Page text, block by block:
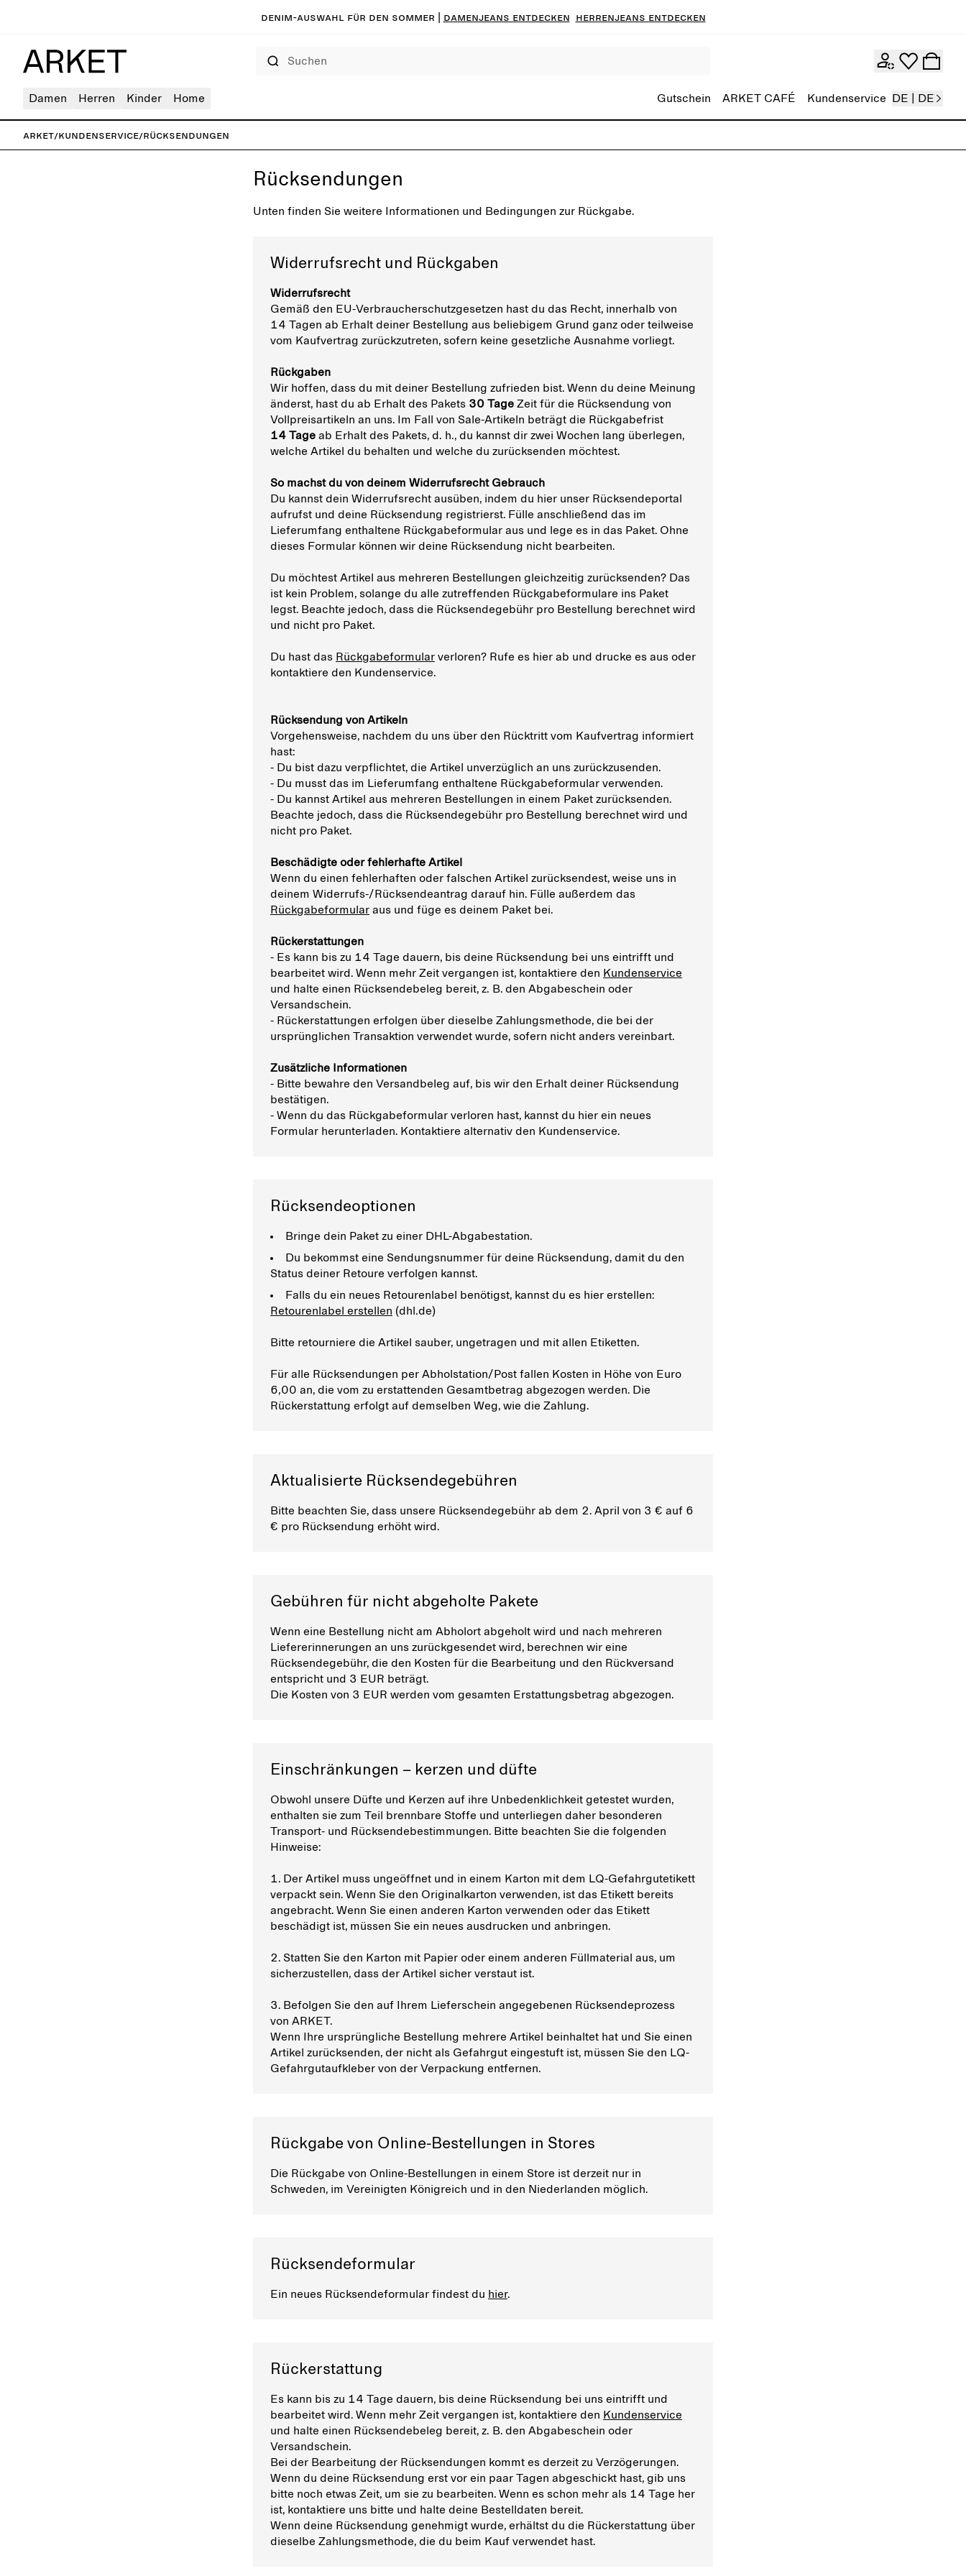
Denim-Auswahl für den Sommer | Damenjeans entdecken Herrenjeans entdecken
Damen Herren Kinder Home Gutschein ARKET CAFÉ Kundenservice DE | DE
ARKET/Kundenservice/Rücksendungen
Rücksendungen
Unten finden Sie weitere Informationen und Bedingungen zur Rückgabe.
Widerrufsrecht und Rückgaben
Widerrufsrecht
Gemäß den EU-Verbraucherschutzgesetzen hast du das Recht, innerhalb von
14 Tagen ab Erhalt deiner Bestellung aus beliebigem Grund ganz oder teilweise
vom Kaufvertrag zurückzutreten, sofern keine gesetzliche Ausnahme vorliegt.
Rückgaben
Wir hoffen, dass du mit deiner Bestellung zufrieden bist. Wenn du deine Meinung
änderst, hast du ab Erhalt des Pakets 30 Tage Zeit für die Rücksendung von
Vollpreisartikeln an uns. Im Fall von Sale-Artikeln beträgt die Rückgabefrist
14 Tage ab Erhalt des Pakets, d. h., du kannst dir zwei Wochen lang überlegen,
welche Artikel du behalten und welche du zurücksenden möchtest.
So machst du von deinem Widerrufsrecht Gebrauch
Du kannst dein Widerrufsrecht ausüben, indem du hier unser Rücksendeportal
aufrufst und deine Rücksendung registrierst. Fülle anschließend das im
Lieferumfang enthaltene Rückgabeformular aus und lege es in das Paket. Ohne
dieses Formular können wir deine Rücksendung nicht bearbeiten.
Du möchtest Artikel aus mehreren Bestellungen gleichzeitig zurücksenden? Das
ist kein Problem, solange du alle zutreffenden Rückgabeformulare ins Paket
legst. Beachte jedoch, dass die Rücksendegebühr pro Bestellung berechnet wird
und nicht pro Paket.
Du hast das Rückgabeformular verloren? Rufe es hier ab und drucke es aus oder
kontaktiere den Kundenservice.
Rücksendung von Artikeln
Vorgehensweise, nachdem du uns über den Rücktritt vom Kaufvertrag informiert
hast:
- Du bist dazu verpflichtet, die Artikel unverzüglich an uns zurückzusenden.
- Du musst das im Lieferumfang enthaltene Rückgabeformular verwenden.
- Du kannst Artikel aus mehreren Bestellungen in einem Paket zurücksenden.
Beachte jedoch, dass die Rücksendegebühr pro Bestellung berechnet wird und
nicht pro Paket.
Beschädigte oder fehlerhafte Artikel
Wenn du einen fehlerhaften oder falschen Artikel zurücksendest, weise uns in
deinem Widerrufs-/Rücksendeantrag darauf hin. Fülle außerdem das
Rückgabeformular aus und füge es deinem Paket bei.
Rückerstattungen
- Es kann bis zu 14 Tage dauern, bis deine Rücksendung bei uns eintrifft und
bearbeitet wird. Wenn mehr Zeit vergangen ist, kontaktiere den Kundenservice
und halte einen Rücksendebeleg bereit, z. B. den Abgabeschein oder
Versandschein.
- Rückerstattungen erfolgen über dieselbe Zahlungsmethode, die bei der
ursprünglichen Transaktion verwendet wurde, sofern nicht anders vereinbart.
Zusätzliche Informationen
- Bitte bewahre den Versandbeleg auf, bis wir den Erhalt deiner Rücksendung
bestätigen.
- Wenn du das Rückgabeformular verloren hast, kannst du hier ein neues
Formular herunterladen. Kontaktiere alternativ den Kundenservice.
Rücksendeoptionen
Bringe dein Paket zu einer DHL-Abgabestation.
Du bekommst eine Sendungsnummer für deine Rücksendung, damit du den
Status deiner Retoure verfolgen kannst.
Falls du ein neues Retourenlabel benötigst, kannst du es hier erstellen:
Retourenlabel erstellen (dhl.de)
Bitte retourniere die Artikel sauber, ungetragen und mit allen Etiketten.
Für alle Rücksendungen per Abholstation/Post fallen Kosten in Höhe von Euro
6,00 an, die vom zu erstattenden Gesamtbetrag abgezogen werden. Die
Rückerstattung erfolgt auf demselben Weg, wie die Zahlung.
Aktualisierte Rücksendegebühren
Bitte beachten Sie, dass unsere Rücksendegebühr ab dem 2. April von 3 € auf 6
€ pro Rücksendung erhöht wird.
Gebühren für nicht abgeholte Pakete
Wenn eine Bestellung nicht am Abholort abgeholt wird und nach mehreren
Liefererinnerungen an uns zurückgesendet wird, berechnen wir eine
Rücksendegebühr, die den Kosten für die Bearbeitung und den Rückversand
entspricht und 3 EUR beträgt.
Die Kosten von 3 EUR werden vom gesamten Erstattungsbetrag abgezogen.
Einschränkungen – kerzen und düfte
Obwohl unsere Düfte und Kerzen auf ihre Unbedenklichkeit getestet wurden,
enthalten sie zum Teil brennbare Stoffe und unterliegen daher besonderen
Transport- und Rücksendebestimmungen. Bitte beachten Sie die folgenden
Hinweise:
1. Der Artikel muss ungeöffnet und in einem Karton mit dem LQ-Gefahrgutetikett
verpackt sein. Wenn Sie den Originalkarton verwenden, ist das Etikett bereits
angebracht. Wenn Sie einen anderen Karton verwenden oder das Etikett
beschädigt ist, müssen Sie ein neues ausdrucken und anbringen.
2. Statten Sie den Karton mit Papier oder einem anderen Füllmaterial aus, um
sicherzustellen, dass der Artikel sicher verstaut ist.
3. Befolgen Sie den auf Ihrem Lieferschein angegebenen Rücksendeprozess
von ARKET.
Wenn Ihre ursprüngliche Bestellung mehrere Artikel beinhaltet hat und Sie einen
Artikel zurücksenden, der nicht als Gefahrgut eingestuft ist, müssen Sie den LQ-
Gefahrgutaufkleber von der Verpackung entfernen.
Rückgabe von Online-Bestellungen in Stores
Die Rückgabe von Online-Bestellungen in einem Store ist derzeit nur in
Schweden, im Vereinigten Königreich und in den Niederlanden möglich.
Rücksendeformular
Ein neues Rücksendeformular findest du hier.
Rückerstattung
Es kann bis zu 14 Tage dauern, bis deine Rücksendung bei uns eintrifft und
bearbeitet wird. Wenn mehr Zeit vergangen ist, kontaktiere den Kundenservice
und halte einen Rücksendebeleg bereit, z. B. den Abgabeschein oder
Versandschein.
Bei der Bearbeitung der Rücksendungen kommt es derzeit zu Verzögerungen.
Wenn du deine Rücksendung erst vor ein paar Tagen abgeschickt hast, gib uns
bitte noch etwas Zeit, um sie zu bearbeiten. Wenn es schon mehr als 14 Tage her
ist, kontaktiere uns bitte und halte deine Bestelldaten bereit.
Wenn deine Rücksendung genehmigt wurde, erhältst du die Rückerstattung über
dieselbe Zahlungsmethode, die du beim Kauf verwendet hast.